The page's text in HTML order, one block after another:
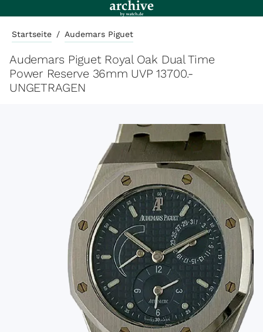
Startseite / Audemars Piguet
Audemars Piguet Royal Oak Dual Time
Power Reserve 36mm UVP 13700.-
UNGETRAGEN